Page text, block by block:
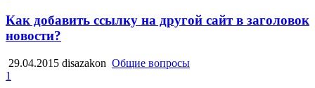
Как добавить ссылку на другой сайт в заголовок
новости?
29.04.2015 disazakon Общие вопросы
1